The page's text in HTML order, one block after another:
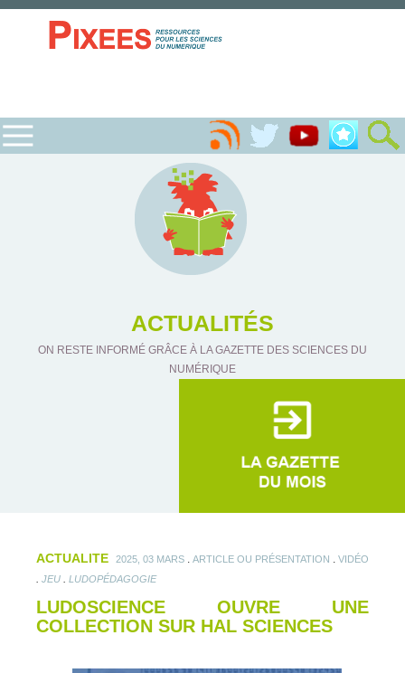
ACTUALITÉS
ON RESTE INFORMÉ GRÂCE À LA GAZETTE DES SCIENCES DU
NUMÉRIQUE
ACTUALITE 2025, 03 MARS ARTICLE OU PRÉSENTATION VIDÉO
JEU LUDOPÉDAGOGIE
LUDOSCIENCE OUVRE UNE
COLLECTION SUR HAL SCIENCES